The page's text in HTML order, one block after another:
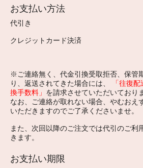
お支払い方法
代引き
クレジットカード決済
※ご連絡無く、代金引換受取拒否、保管
り、返送されてきた場合には、
「往復
換手数料」 を請求させていただいており
なお、ご連絡が取れない場合、やむおえ
いただきますのでご了承くださいませ。
また、次回以降のご注文では代引のご利
きます。
お支払い期限